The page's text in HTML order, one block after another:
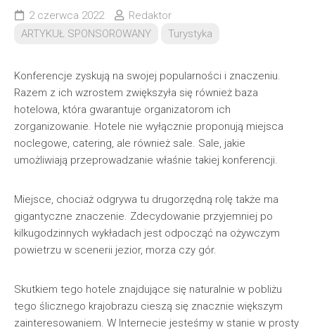
2 czerwca 2022
Redaktor
ARTYKUŁ SPONSOROWANY
Turystyka
Konferencje zyskują na swojej popularności i znaczeniu.
Razem z ich wzrostem zwiększyła się również baza
hotelowa, która gwarantuje organizatorom ich
zorganizowanie. Hotele nie wyłącznie proponują miejsca
noclegowe, catering, ale również sale. Sale, jakie
umożliwiają przeprowadzanie właśnie takiej konferencji.
Miejsce, chociaż odgrywa tu drugorzędną rolę także ma
gigantyczne znaczenie. Zdecydowanie przyjemniej po
kilkugodzinnych wykładach jest odpocząć na ożywczym
powietrzu w scenerii jezior, morza czy gór.
Skutkiem tego hotele znajdujące się naturalnie w pobliżu
tego ślicznego krajobrazu cieszą się znacznie większym
zainteresowaniem. W Internecie jesteśmy w stanie w prosty